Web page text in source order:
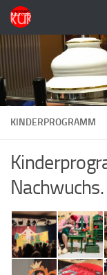
Zum Inhalt
KINDERPROGRAMM
Nachwuchs.